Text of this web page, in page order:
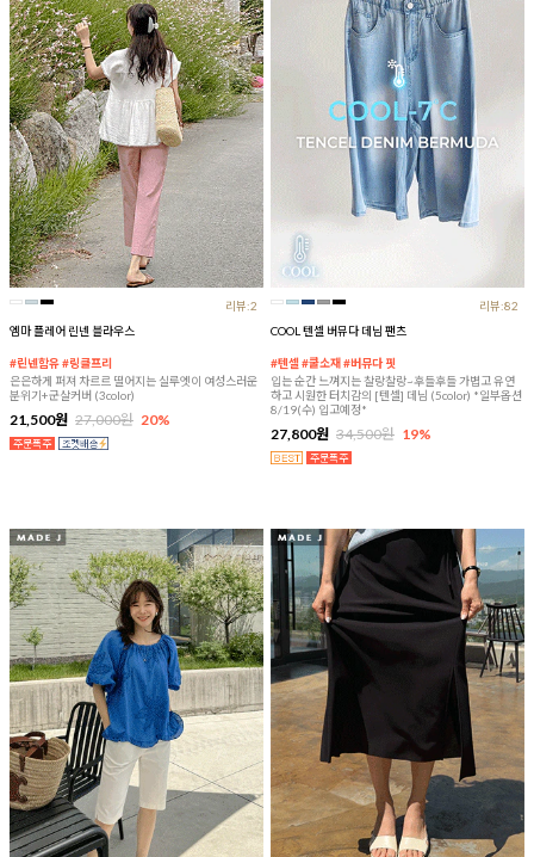
리뷰:2
엠마 플레어 린넨 블라우스
#린넨함유 #링클프리
은은하게 퍼져 차르르 떨어지는 실루엣이 여성스러운
분위기+군살커버 (3color)
21,500원 27,000원 20%
리뷰:82
COOL 텐셀 버뮤다 데님 팬츠
#텐셀 #쿨소재 #버뮤다 핏
입는 순간 느껴지는 찰랑찰랑~후들후들 가볍고 유연
하고 시원한 터치감의 [텐셀] 데님 (5color) *일부옵션
8/19(수) 입고예정*
27,800원 34,500원 19%